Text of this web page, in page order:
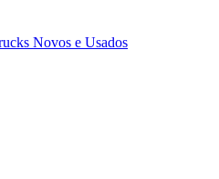
Novos e Usados